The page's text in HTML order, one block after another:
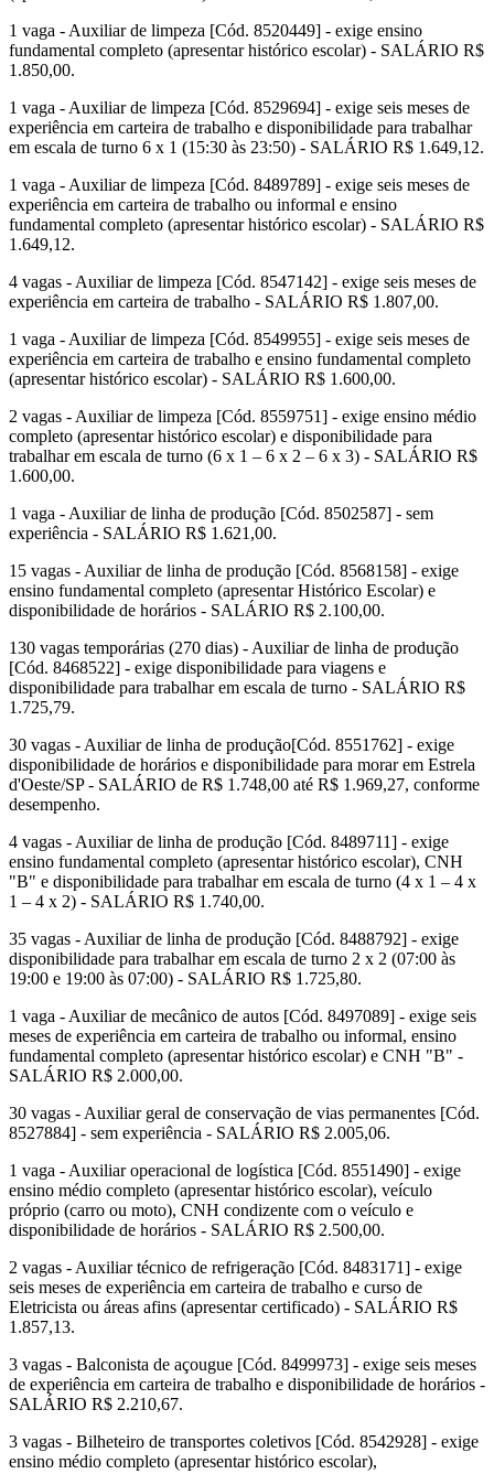
1 vaga - Auxiliar de limpeza [Cód. 8520449] - exige ensino
fundamental completo (apresentar histórico escolar) - SALÁRIO R$
1.850,00.
1 vaga - Auxiliar de limpeza [Cód. 8529694] - exige seis meses de
experiência em carteira de trabalho e disponibilidade para trabalhar
em escala de turno 6 x 1 (15:30 às 23:50) - SALÁRIO R$ 1.649,12.
1 vaga - Auxiliar de limpeza [Cód. 8489789] - exige seis meses de
experiência em carteira de trabalho ou informal e ensino
fundamental completo (apresentar histórico escolar) - SALÁRIO R$
1.649,12.
4 vagas - Auxiliar de limpeza [Cód. 8547142] - exige seis meses de
experiência em carteira de trabalho - SALÁRIO R$ 1.807,00.
1 vaga - Auxiliar de limpeza [Cód. 8549955] - exige seis meses de
experiência em carteira de trabalho e ensino fundamental completo
(apresentar histórico escolar) - SALÁRIO R$ 1.600,00.
2 vagas - Auxiliar de limpeza [Cód. 8559751] - exige ensino médio
completo (apresentar histórico escolar) e disponibilidade para
trabalhar em escala de turno (6 x 1 – 6 x 2 – 6 x 3) - SALÁRIO R$
1.600,00.
1 vaga - Auxiliar de linha de produção [Cód. 8502587] - sem
experiência - SALÁRIO R$ 1.621,00.
15 vagas - Auxiliar de linha de produção [Cód. 8568158] - exige
ensino fundamental completo (apresentar Histórico Escolar) e
disponibilidade de horários - SALÁRIO R$ 2.100,00.
130 vagas temporárias (270 dias) - Auxiliar de linha de produção
[Cód. 8468522] - exige disponibilidade para viagens e
disponibilidade para trabalhar em escala de turno - SALÁRIO R$
1.725,79.
30 vagas - Auxiliar de linha de produção[Cód. 8551762] - exige
disponibilidade de horários e disponibilidade para morar em Estrela
d'Oeste/SP - SALÁRIO de R$ 1.748,00 até R$ 1.969,27, conforme
desempenho.
4 vagas - Auxiliar de linha de produção [Cód. 8489711] - exige
ensino fundamental completo (apresentar histórico escolar), CNH
"B" e disponibilidade para trabalhar em escala de turno (4 x 1 – 4 x
1 – 4 x 2) - SALÁRIO R$ 1.740,00.
35 vagas - Auxiliar de linha de produção [Cód. 8488792] - exige
disponibilidade para trabalhar em escala de turno 2 x 2 (07:00 às
19:00 e 19:00 às 07:00) - SALÁRIO R$ 1.725,80.
1 vaga - Auxiliar de mecânico de autos [Cód. 8497089] - exige seis
meses de experiência em carteira de trabalho ou informal, ensino
fundamental completo (apresentar histórico escolar) e CNH "B" -
SALÁRIO R$ 2.000,00.
30 vagas - Auxiliar geral de conservação de vias permanentes [Cód.
8527884] - sem experiência - SALÁRIO R$ 2.005,06.
1 vaga - Auxiliar operacional de logística [Cód. 8551490] - exige
ensino médio completo (apresentar histórico escolar), veículo
próprio (carro ou moto), CNH condizente com o veículo e
disponibilidade de horários - SALÁRIO R$ 2.500,00.
2 vagas - Auxiliar técnico de refrigeração [Cód. 8483171] - exige
seis meses de experiência em carteira de trabalho e curso de
Eletricista ou áreas afins (apresentar certificado) - SALÁRIO R$
1.857,13.
3 vagas - Balconista de açougue [Cód. 8499973] - exige seis meses
de experiência em carteira de trabalho e disponibilidade de horários -
SALÁRIO R$ 2.210,67.
3 vagas - Bilheteiro de transportes coletivos [Cód. 8542928] - exige
ensino médio completo (apresentar histórico escolar),